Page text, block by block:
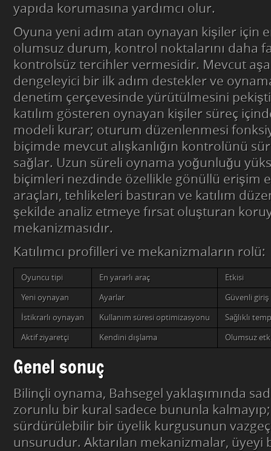
yapıda korumasına yardımcı olur.
Oyuna yeni adım atan oynayan kişiler için
olumsuz durum, kontrol noktalarını daha
kontrolsüz tercihler vermesidir. Mevcut
dengeleyici bir ilk adım destekler ve
denetim çerçevesinde yürütülmesini
katılım gösteren oynayan kişiler süreç
modeli kurar; oturum düzenlenmesi
biçimde mevcut alışkanlığın kontrolünü
sağlar. Uzun süreli oynama yoğunluğu
biçimleri nezdinde özellikle gönüllü erişim
araçları, tehlikeleri bastıran ve katılım
şekilde analiz etmeye fırsat oluşturan
mekanizmasıdır.
Katılımcı profilleri ve mekanizmaların rolü:
Oyuncu tipi En yararlı araç Etkisi
Yeni oynayan Ayarlar Güvenli giriş
İstikrarlı oynayan Kullanım süresi optimizasyonu Sağlıklı
Aktif ziyaretçi Kendini dışlama Olumsuz
Genel sonuç
Bilinçli oynama, Bahsegel yaklaşımında
zorunlu bir kural sadece bununla
sürdürülebilir bir üyelik kurgusunun
unsurudur. Aktarılan mekanizmalar, üyeyi